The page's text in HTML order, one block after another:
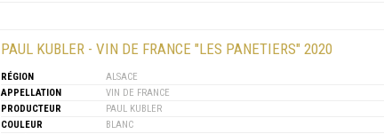
PAUL KUBLER - VIN DE FRANCE "LES PANETIERS" 2020
RÉGION
ALSACE
APPELLATION
VIN DE FRANCE
PRODUCTEUR
PAUL KUBLER
COULEUR
BLANC